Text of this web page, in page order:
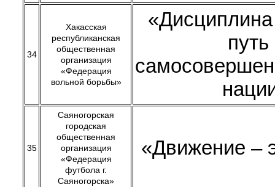
34
Хакасская
республиканская
общественная
организация
«Федерация
вольной борьбы»
путь
35
Саяногорская
городская
общественная
организация
«Федерация
футбола г.
Саяногорска»
«Движение –